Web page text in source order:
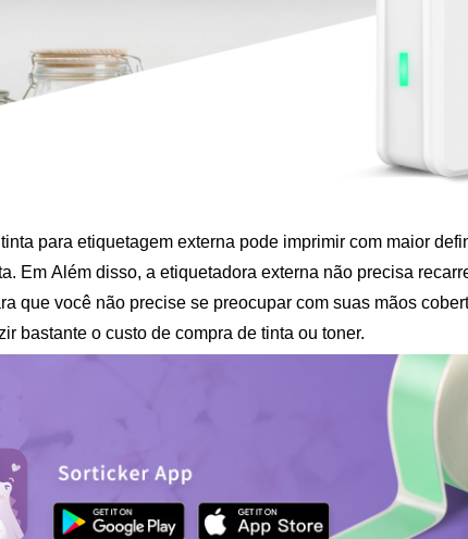
para etiquetagem externa pode imprimir com maior
Em Além disso, a etiquetadora externa não precisa
que você não precise se preocupar com suas mãos
bastante o custo de compra de tinta ou toner.